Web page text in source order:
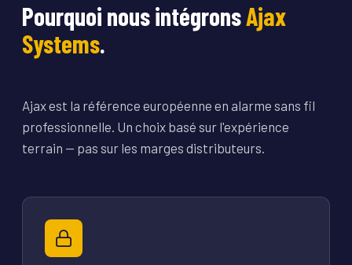
Pourquoi nous intégronsAjax
Systems.
Ajax est la référence européenne en alarme sans fil
professionnelle. Un choix basé sur l'expérience
terrain — pas sur les marges distributeurs.